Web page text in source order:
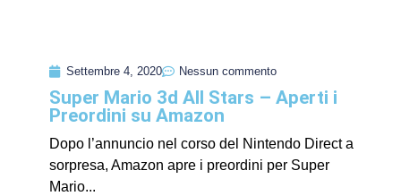
Settembre 4, 2020 Nessun commento
Super Mario 3d All Stars – Aperti i
Preordini su Amazon
Dopo l’annuncio nel corso del Nintendo Direct a
sorpresa, Amazon apre i preordini per Super
Mario...